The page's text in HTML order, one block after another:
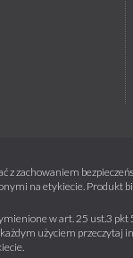
z zachowaniem
na etykiecie. Produkt
w art. 25 ust.3
użyciem przeczytaj